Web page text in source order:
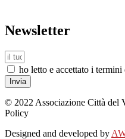
Newsletter
ho letto e accettato i
Invia
© 2022 Associazione Città del
Policy
Designed and developed by